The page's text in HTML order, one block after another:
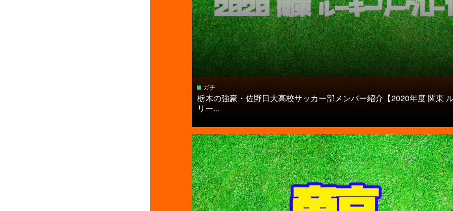
ガチ
栃木の強豪・佐野日大高校サッカー部メンバー紹介【2020年度 関東
リー...